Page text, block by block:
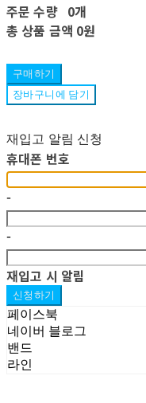
주문 수량 0개
총 상품 금액 0원
구매하기
장바구니에 담기
재입고 알림 신청
휴대폰 번호
-
-
재입고 시 알림
신청하기
페이스북
네이버 블로그
밴드
라인